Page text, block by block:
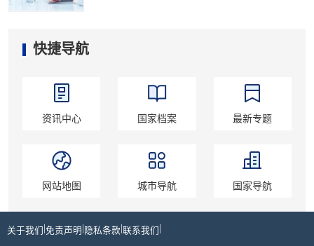
快捷导航
资讯中心 国家档案 最新专题
网站地图 城市导航 国家导航
关于我们 免责声明 隐私条款 联系我们